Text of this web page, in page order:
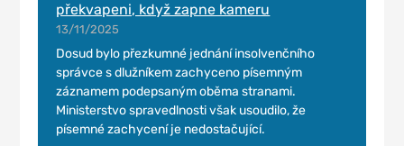
překvapeni, když zapne kameru
13/11/2025
Dosud bylo přezkumné jednání insolvenčního
správce s dlužníkem zachyceno písemným
záznamem podepsaným oběma stranami.
Ministerstvo spravedlnosti však usoudilo, že
písemné zachycení je nedostačující.